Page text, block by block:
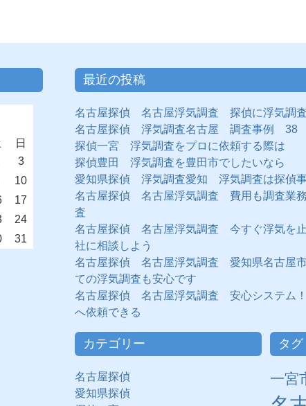
日
3
10
17
24
31
最近の投稿
名古屋探偵 名古屋浮気調査 探偵に浮気調
名古屋探偵 浮気調査名古屋 調査事例 38
探偵一宮 浮気調査をプロに依頼する際は
探偵豊田 浮気調査を豊田市でしたいなら
愛知県探偵 浮気調査愛知 浮気調査は探偵事
名古屋探偵 名古屋浮気調査 費用も調査業務
査
名古屋探偵 名古屋浮気調査 今すぐ浮気を
社に相談しよう
名古屋探偵 名古屋浮気調査 愛知県名古屋市
ての浮気調査も安心です
名古屋探偵 名古屋浮気調査 安心システム！
へ依頼できる
カテゴリー
名古屋探偵
愛知県探偵
タグ
一宮